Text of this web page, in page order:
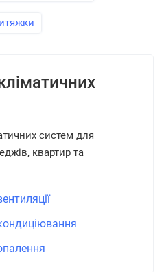
систем для
квартир та